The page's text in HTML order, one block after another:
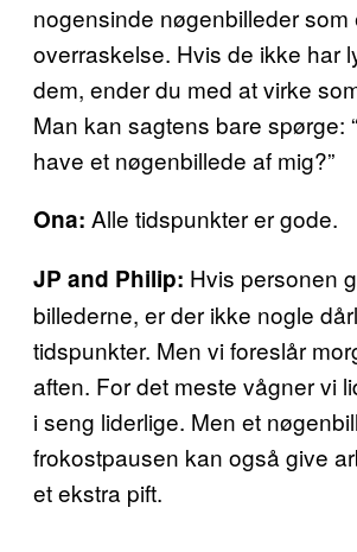
nogensinde nøgenbilleder som
overraskelse. Hvis de ikke har
dem, ender du med at virke
Man kan sagtens bare spørge:
have et nøgenbillede af mig?”
Ona: Alle tidspunkter er gode.
JP and Philip: Hvis personen
billederne, er der ikke nogle
tidspunkter. Men vi foreslår
aften. For det meste vågner vi
i seng liderlige. Men et
frokostpausen kan også give
et ekstra pift.